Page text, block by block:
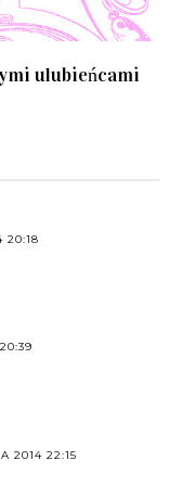
ulubieńcami
20:18
2014 22:15